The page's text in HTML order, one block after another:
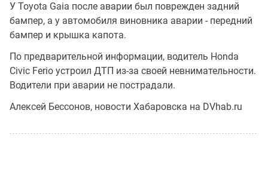
У Toyota Gaia после аварии был поврежден задний
бампер, а у автомобиля виновника аварии - передний
бампер и крышка капота.
По предварительной информации, водитель Honda
Civic Ferio устроил ДТП из-за своей невнимательности.
Водители при аварии не пострадали.
Алексей Бессонов, новости Хабаровска на DVhab.ru